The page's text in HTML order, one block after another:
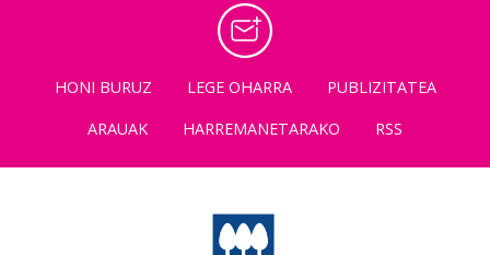
HONI BURUZ LEGE OHARRA
PUBLIZITATEA
ARAUAK
HARREMANETARAKO RSS